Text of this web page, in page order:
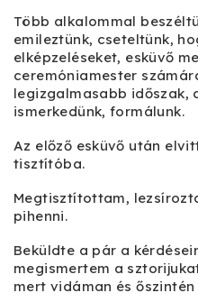
Több alkalommal
emileztünk, cseteltünk,
elképzeléseket, esküvő
ceremóniamester
legizgalmasabb időszak,
ismerkedünk, formálunk.
Az előző esküvő után
tisztítóba.
Megtisztítottam,
pihenni.
Beküldte a pár a
megismertem a
mert vidáman és